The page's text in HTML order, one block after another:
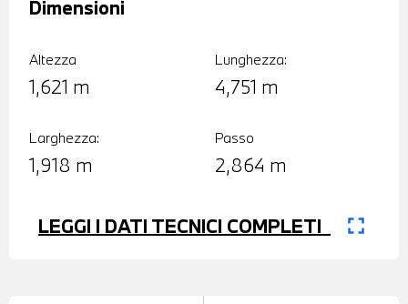
Altezza
1,621 m
Lunghezza:
4,751 m
Dimensioni
Larghezza:
1,918 m
Passo
2,864 m
LEGGI I DATI TECNICI COMPLETI fullscreen